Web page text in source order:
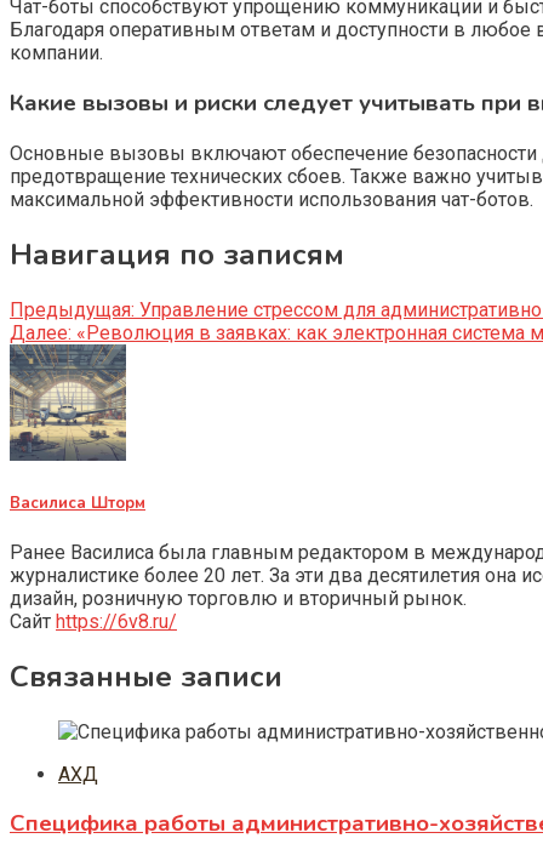
Чат-боты способствуют упрощению коммуникации и
Благодаря оперативным ответам и доступности в
компании.
Какие вызовы и риски следует учитывать при
Основные вызовы включают обеспечение безопасности
предотвращение технических сбоев. Также важно
максимальной эффективности использования чат-ботов.
Навигация по записям
Предыдущая: Управление стрессом для
Далее: «Революция в заявках: как электронная система
Василиса Шторм
Ранее Василиса была главным редактором в
журналистике более 20 лет. За эти два десятилетия
дизайн, розничную торговлю и вторичный рынок.
Сайт https://6v8.ru/
Связанные записи
АХД
Специфика работы административно-